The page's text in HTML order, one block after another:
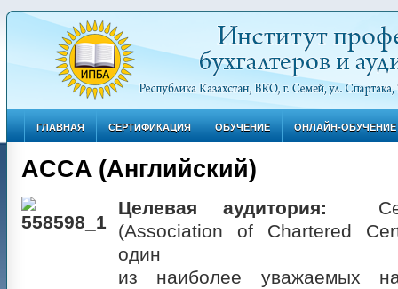
ГЛАВНАЯ СЕРТИФИКАЦИЯ ОБУЧЕНИЕ ОНЛАЙН-ОБУЧЕНИЕ
ACCA (Английский)
Целевая аудитория:
(Association of Chartered
один
из наиболее уважаемых